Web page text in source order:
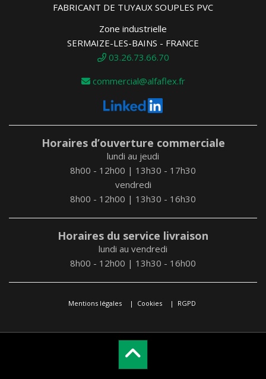
FABRICANT DE TUYAUX SOUPLES PVC
Zone industrielle
SERMAIZE-LES-BAINS - FRANCE
03.26.73.66.70
commercial@alfaflex.fr
Horaires d’ouverture commerciale
lundi au jeudi
8h00 - 12h00 | 13h30 - 17h30
vendredi
8h00 - 12h00 | 13h30 - 16h30
Horaires du service livraison
lundi au vendredi
8h00 - 12h00 | 13h30 - 16h00
Mentions légales Cookies RGPD